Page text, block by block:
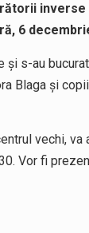
6
s-au
Blaga și
vechi,
Vor fi